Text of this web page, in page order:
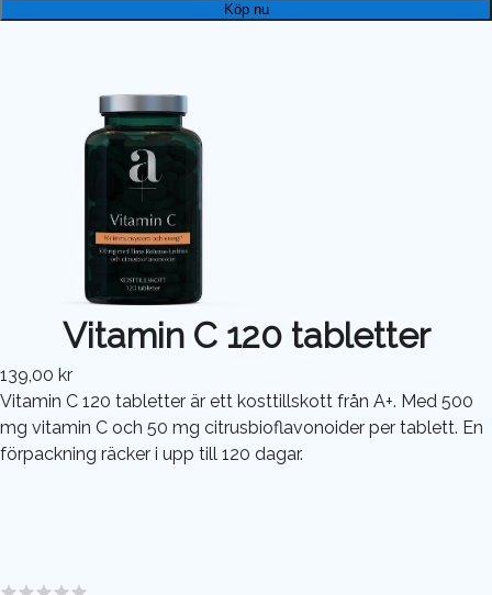
Köp nu
Vitamin C 120 tabletter
139,00 kr
Vitamin C 120 tabletter är ett kosttillskott från A+. Med 500
mg vitamin C och 50 mg citrusbioflavonoider per tablett. En
förpackning räcker i upp till 120 dagar.